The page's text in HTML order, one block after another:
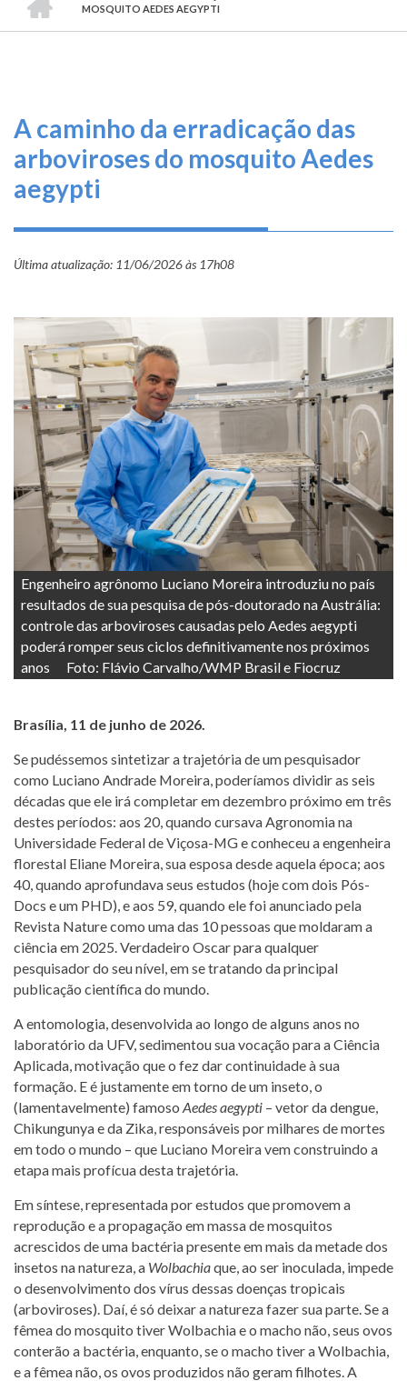
O
que
Informe-
se
Conosco
Prestação
de
Contas
TRILHA
DE
MOSQUITO AEDES AEGYPTI
A caminho da erradicação das
arboviroses do mosquito Aedes
aegypti
Última atualização: 11/06/2026 às 17h08
Engenheiro agrônomo Luciano Moreira introduziu no país
resultados de sua pesquisa de pós-doutorado na Austrália:
controle das arboviroses causadas pelo Aedes aegypti
poderá romper seus ciclos definitivamente nos próximos
anos Foto: Flávio Carvalho/WMP Brasil e Fiocruz
Brasília, 11 de junho de 2026.
Se pudéssemos sintetizar a trajetória de um pesquisador
como Luciano Andrade Moreira, poderíamos dividir as seis
décadas que ele irá completar em dezembro próximo em três
destes períodos: aos 20, quando cursava Agronomia na
Universidade Federal de Viçosa-MG e conheceu a engenheira
florestal Eliane Moreira, sua esposa desde aquela época; aos
40, quando aprofundava seus estudos (hoje com dois Pós-
Docs e um PHD), e aos 59, quando ele foi anunciado pela
Revista Nature como uma das 10 pessoas que moldaram a
ciência em 2025. Verdadeiro Oscar para qualquer
pesquisador do seu nível, em se tratando da principal
publicação científica do mundo.
A entomologia, desenvolvida ao longo de alguns anos no
laboratório da UFV, sedimentou sua vocação para a Ciência
Aplicada, motivação que o fez dar continuidade à sua
formação. E é justamente em torno de um inseto, o
(lamentavelmente) famoso Aedes aegypti – vetor da dengue,
Chikungunya e da Zika, responsáveis por milhares de mortes
em todo o mundo – que Luciano Moreira vem construindo a
etapa mais profícua desta trajetória.
Em síntese, representada por estudos que promovem a
reprodução e a propagação em massa de mosquitos
acrescidos de uma bactéria presente em mais da metade dos
insetos na natureza, a Wolbachiaque, ao ser inoculada, impede
o desenvolvimento dos vírus dessas doenças tropicais
(arboviroses). Daí, é só deixar a natureza fazer sua parte. Se a
fêmea do mosquito tiver Wolbachia e o macho não, seus ovos
conterão a bactéria, enquanto, se o macho tiver a Wolbachia,
e a fêmea não, os ovos produzidos não geram filhotes. A